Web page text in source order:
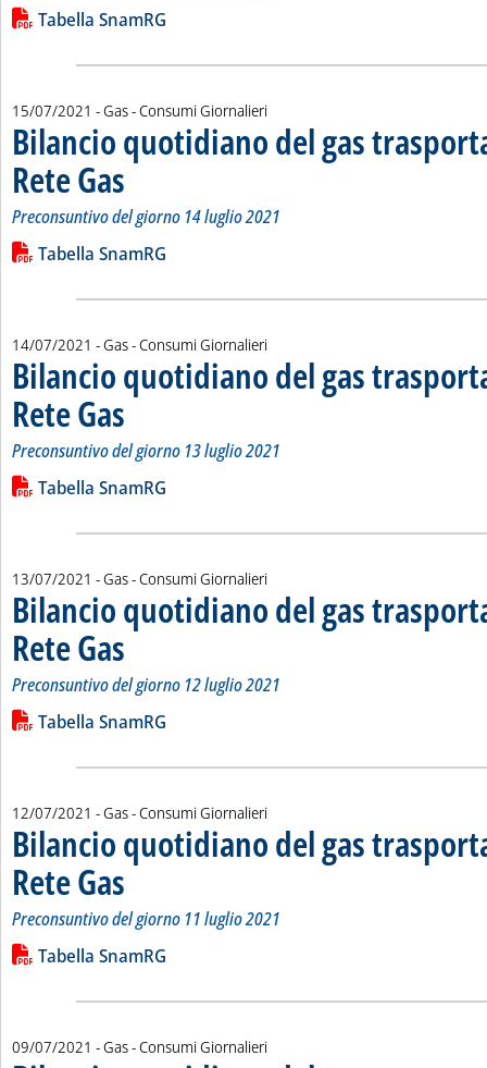
Leggi tutta la notizia: 'Bilancio quotidiano del gas
Lista allegati PDF alla notizia
Tabella SnamRG
15/07/2021 - Gas - Consumi Giornalieri
Bilancio quotidiano del gas
Rete Gas . Sottotitolo: Preconsuntivo del giorno 14 luglio 2021
. Pubblicata giovedì 15 luglio 2021 alle 16.45.
Preconsuntivo del giorno 14 luglio 2021
Leggi tutta la notizia: 'Bilancio quotidiano del gas
Lista allegati PDF alla notizia
Tabella SnamRG
14/07/2021 - Gas - Consumi Giornalieri
Bilancio quotidiano del gas
Rete Gas . Sottotitolo: Preconsuntivo del giorno 13 luglio 2021
. Pubblicata mercoledì 14 luglio 2021 alle 11.35.
Preconsuntivo del giorno 13 luglio 2021
Leggi tutta la notizia: 'Bilancio quotidiano del gas
Lista allegati PDF alla notizia
Tabella SnamRG
13/07/2021 - Gas - Consumi Giornalieri
Bilancio quotidiano del gas
Rete Gas . Sottotitolo: Preconsuntivo del giorno 12 luglio 2021
. Pubblicata martedì 13 luglio 2021 alle 13.17.
Preconsuntivo del giorno 12 luglio 2021
Leggi tutta la notizia: 'Bilancio quotidiano del gas
Lista allegati PDF alla notizia
Tabella SnamRG
12/07/2021 - Gas - Consumi Giornalieri
Bilancio quotidiano del gas
Rete Gas . Sottotitolo: Preconsuntivo del giorno 11 luglio 2021
. Pubblicata lunedì 12 luglio 2021 alle 11.40.
Preconsuntivo del giorno 11 luglio 2021
Leggi tutta la notizia: 'Bilancio quotidiano del gas
Lista allegati PDF alla notizia
Tabella SnamRG
09/07/2021 - Gas - Consumi Giornalieri